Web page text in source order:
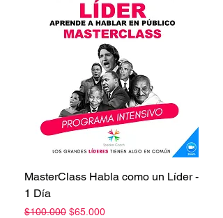
MasterClass Habla como un Líder -
1 Día
Precio
$100.000 Precio de oferta
$65.000